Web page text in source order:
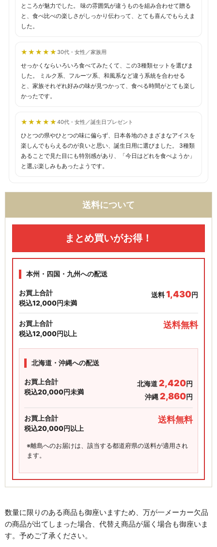
ところが魅力でした。 味の雰囲気が違うものを組み合わせて贈る
と、食べ比べの楽しさがしっかり伝わって、とても喜んでもらえま
した。
★★★★★
★★★★★ 30代・女性／家族用
せっかくならいろいろ食べてみたくて、この3種類セットを選びま
した。 ミルク系、フルーツ系、和風系など違う系統を合わせる
と、家族それぞれ好みの味が見つかって、食べる時間がとても楽し
かったです。
★★★★★
★★★★★ 40代・女性／誕生日プレゼント
ひとつの県やひとつの味に偏らず、日本各地のさまざまなアイスを
楽しんでもらえるのが良いと思い、誕生日用に選びました。 3種類
あることで見た目にも特別感があり、「今日はどれを食べようか」
と選ぶ楽しみもあったようです。
送料について
まとめ買いがお得！
本州・四国・九州への配送
お買上合計
税込12,000円未満
送料1,430円
お買上合計
税込12,000円以上
送料無料
北海道・沖縄への配送
お買上合計
税込20,000円未満
北海道2,420円
沖縄2,860円
お買上合計
税込20,000円以上
送料無料
※離島へのお届けは、該当する都道府県の送料が適用され
ます。
数量に限りのある商品も御座いますため、万が一メーカー欠品
の商品が出てしまった場合、代替え商品が届く場合も御座いま
す。予めご了承ください。